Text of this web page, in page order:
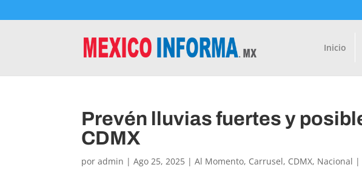
Inicio
Prevén lluvias fuertes y
CDMX
poradmin |Ago 25, 2025 |Al Momento, Carrusel, CDMX, Nacional